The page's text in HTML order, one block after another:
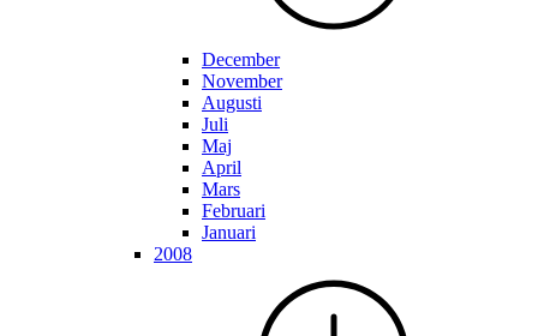
December
November
Augusti
Juli
Maj
April
Mars
Februari
Januari
2008